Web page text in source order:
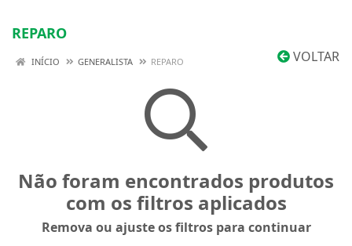
REPARO
VOLTAR
INÍCIO GENERALISTA REPARO
Não foram encontrados produtos
com os filtros aplicados
Remova ou ajuste os filtros para continuar